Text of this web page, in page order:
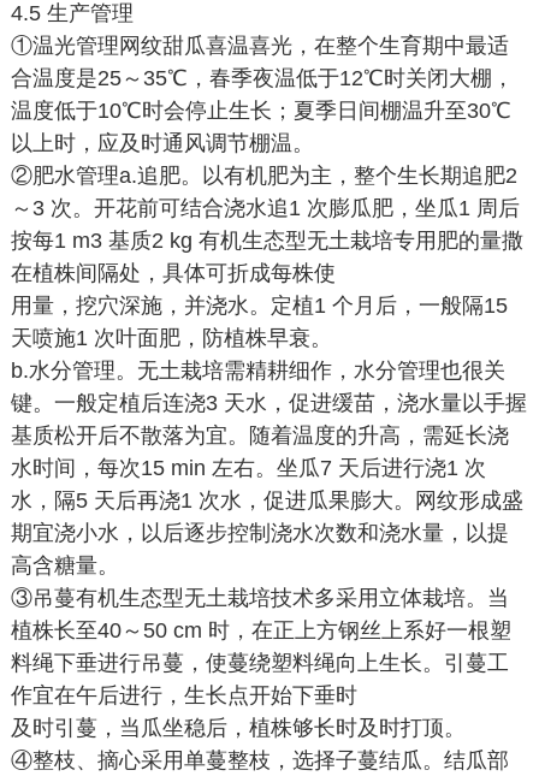
4.5 生产管理
①温光管理网纹甜瓜喜温喜光，在整个生育期中最适
合温度是25～35℃，春季夜温低于12℃时关闭大棚，
温度低于10℃时会停止生长；夏季日间棚温升至30℃
以上时，应及时通风调节棚温。
②肥水管理a.追肥。以有机肥为主，整个生长期追肥2
～3 次。开花前可结合浇水追1 次膨瓜肥，坐瓜1 周后
按每1 m3 基质2 kg 有机生态型无土栽培专用肥的量撒
在植株间隔处，具体可折成每株使
用量，挖穴深施，并浇水。定植1 个月后，一般隔15
天喷施1 次叶面肥，防植株早衰。
b.水分管理。无土栽培需精耕细作，水分管理也很关
键。一般定植后连浇3 天水，促进缓苗，浇水量以手握
基质松开后不散落为宜。随着温度的升高，需延长浇
水时间，每次15 min 左右。坐瓜7 天后进行浇1 次
水，隔5 天后再浇1 次水，促进瓜果膨大。网纹形成盛
期宜浇小水，以后逐步控制浇水次数和浇水量，以提
高含糖量。
③吊蔓有机生态型无土栽培技术多采用立体栽培。当
植株长至40～50 cm 时，在正上方钢丝上系好一根塑
料绳下垂进行吊蔓，使蔓绕塑料绳向上生长。引蔓工
作宜在午后进行，生长点开始下垂时
及时引蔓，当瓜坐稳后，植株够长时及时打顶。
④整枝、摘心采用单蔓整枝，选择子蔓结瓜。结瓜部